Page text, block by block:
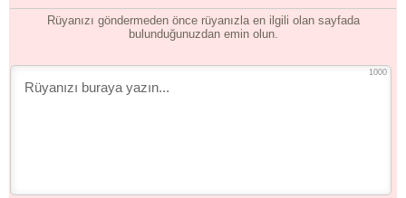
Rüyanızı göndermeden önce rüyanızla en ilgili olan sayfada
bulunduğunuzdan emin olun.
1000